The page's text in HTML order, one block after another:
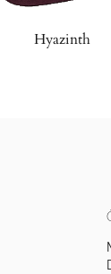
Hyazinth